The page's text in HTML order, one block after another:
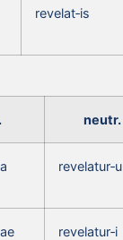
revelat‑is
neutr.
revelatur‑i